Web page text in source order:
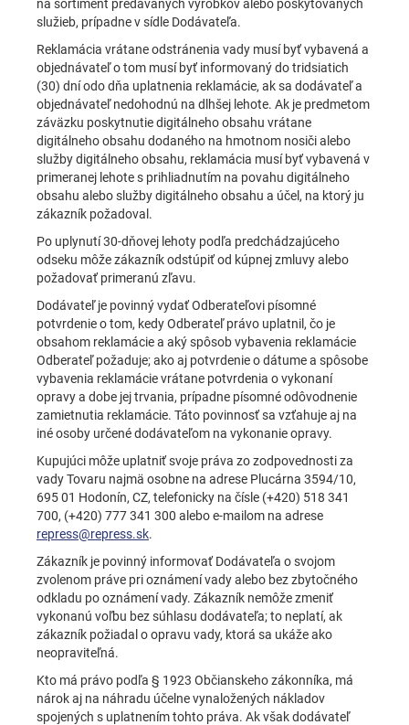
na sortiment predávaných výrobkov alebo poskytovaných
služieb, prípadne v sídle Dodávateľa.
Reklamácia vrátane odstránenia vady musí byť vybavená a
objednávateľ o tom musí byť informovaný do tridsiatich
(30) dní odo dňa uplatnenia reklamácie, ak sa dodávateľ a
objednávateľ nedohodnú na dlhšej lehote. Ak je predmetom
záväzku poskytnutie digitálneho obsahu vrátane
digitálneho obsahu dodaného na hmotnom nosiči alebo
služby digitálneho obsahu, reklamácia musí byť vybavená v
primeranej lehote s prihliadnutím na povahu digitálneho
obsahu alebo služby digitálneho obsahu a účel, na ktorý ju
zákazník požadoval.
Po uplynutí 30-dňovej lehoty podľa predchádzajúceho
odseku môže zákazník odstúpiť od kúpnej zmluvy alebo
požadovať primeranú zľavu.
Dodávateľ je povinný vydať Odberateľovi písomné
potvrdenie o tom, kedy Odberateľ právo uplatnil, čo je
obsahom reklamácie a aký spôsob vybavenia reklamácie
Odberateľ požaduje; ako aj potvrdenie o dátume a spôsobe
vybavenia reklamácie vrátane potvrdenia o vykonaní
opravy a dobe jej trvania, prípadne písomné odôvodnenie
zamietnutia reklamácie. Táto povinnosť sa vzťahuje aj na
iné osoby určené dodávateľom na vykonanie opravy.
Kupujúci môže uplatniť svoje práva zo zodpovednosti za
vady Tovaru najmä osobne na adrese Plucárna 3594/10,
695 01 Hodonín, CZ, telefonicky na čísle (+420) 518 341
700, (+420) 777 341 300 alebo e-mailom na adrese
repress@repress.sk.
Zákazník je povinný informovať Dodávateľa o svojom
zvolenom práve pri oznámení vady alebo bez zbytočného
odkladu po oznámení vady. Zákazník nemôže zmeniť
vykonanú voľbu bez súhlasu dodávateľa; to neplatí, ak
zákazník požiadal o opravu vady, ktorá sa ukáže ako
neopraviteľná.
Kto má právo podľa § 1923 Občianskeho zákonníka, má
nárok aj na náhradu účelne vynaložených nákladov
spojených s uplatnením tohto práva. Ak však dodávateľ